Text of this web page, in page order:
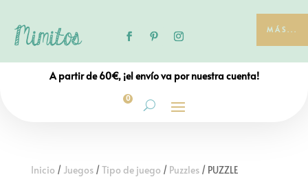
MÁS...
A partir de 60€, ¡el envío va por nuestra cuenta!
0
Inicio / Juegos/Tipo de juego / Puzzles/ PUZZLE